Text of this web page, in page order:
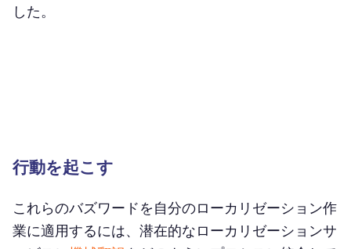
した。
行動を起こす
これらのバズワードを自分のローカリゼーション作
業に適用するには、潜在的なローカリゼーションサ